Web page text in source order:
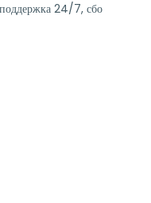
поддержка 24/7, сбо